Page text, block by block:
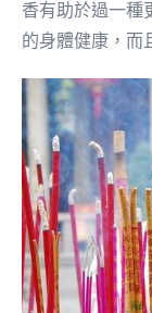
香有助於過一種
的身體健康，而